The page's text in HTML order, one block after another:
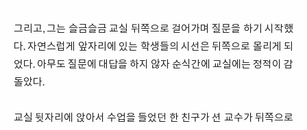
그리고, 그는 슬금슬금 교실 뒤쪽으로 걸어가며 질문을 하기 시작했
다. 자연스럽게 앞자리에 있는 학생들의 시선은 뒤쪽으로 몰리게 되
었다. 아무도 질문에 대답을 하지 않자 순식간에 교실에는 정적이 감
돌았다.
교실 뒷자리에 앉아서 수업을 들었던 한 친구가 션 교수가 뒤쪽으로